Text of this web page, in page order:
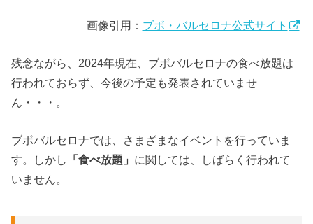
画像引用： ブボ・バルセロナ公式サイト
残念ながら、2024年現在、ブボバルセロナの食べ放題は
行われておらず、今後の予定も発表されていませ
ん・・・。
ブボバルセロナでは、さまざまなイベントを行っていま
す。しかし
「食べ放題」 に関しては、しばらく行われて
いません。